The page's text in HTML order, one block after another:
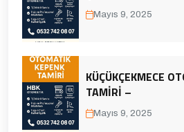
Mayıs 9, 2025
KÜÇÜKÇEKMECE
TAMIRI –
Mayıs 9, 2025